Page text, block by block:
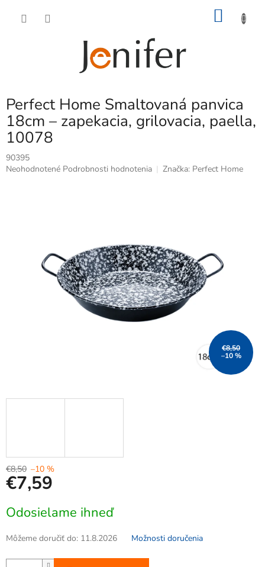
Perfect Home Smaltovaná panvica
18cm – zapekacia, grilovacia, paella,
10078
90395
Priemerné
Neohodnotené Podrobnosti hodnotenia Značka: Perfect Home
€8,50
–10 %
€8,50 –10 %
€7,59
cena:
Odosielame ihneď
Môžeme doručiť do: 11.8.2026 Možnosti doručenia